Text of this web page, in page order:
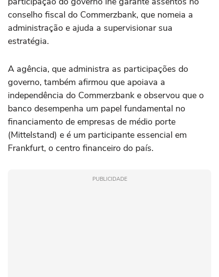
conselho fiscal do Commerzbank, que nomeia a
administração e ajuda ‌a supervisionar sua
estratégia.
A agência, que administra as participações do
governo, também afirmou ‌que apoiava a
independência do ⁠Commerzbank e observou ⁠que o
banco desempenha um papel fundamental no
financiamento de empresas de médio porte
(Mittelstand) ⁠e é um participante essencial em
Frankfurt, ‌o centro financeiro do ‌país.
PUBLICIDADE